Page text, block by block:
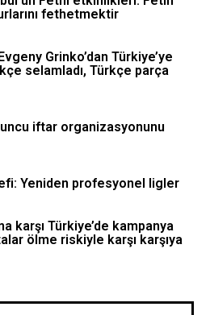
fethetmektir
Grinko’dan Türkiye’ye
selamladı, Türkçe parça
iftar organizasyonunu
Yeniden profesyonel ligler
karşı Türkiye’de kampanya
ölme riskiyle karşı karşıya